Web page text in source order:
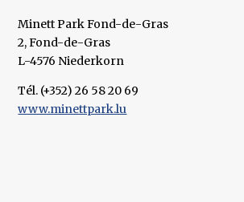
Minett Park Fond-de-Gras
2, Fond-de-Gras
L-4576 Niederkorn
Tél. (+352) 26 58 20 69
www.minettpark.lu